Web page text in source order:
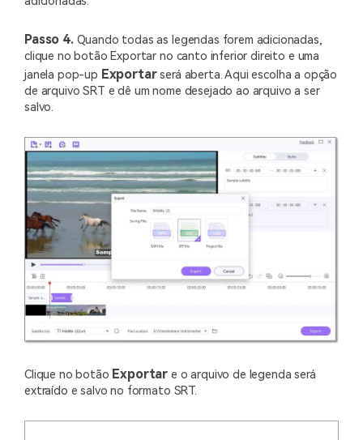
Passo 4. Quando todas as legendas forem adicionadas,
clique no botão Exportar no canto inferior direito e uma
janela pop-up Exportar será aberta. Aqui escolha a opção
de arquivo SRT e dê um nome desejado ao arquivo a ser
salvo.
Clique no botão Exportar e o arquivo de legenda será
extraído e salvo no formato SRT.